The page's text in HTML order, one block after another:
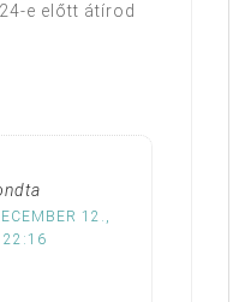
e előtt átírod
12.,
22:16